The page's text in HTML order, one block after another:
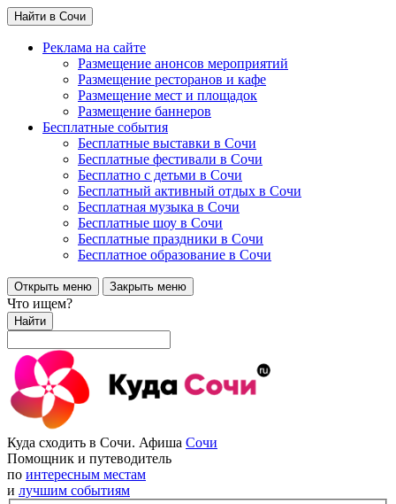
Найти в Сочи
Реклама на сайте
Размещение анонсов мероприятий
Размещение ресторанов и кафе
Размещение мест и площадок
Размещение баннеров
Бесплатные события
Бесплатные выставки в Сочи
Бесплатные фестивали в Сочи
Бесплатно с детьми в Сочи
Бесплатный активный отдых в Сочи
Бесплатная музыка в Сочи
Бесплатные шоу в Сочи
Бесплатные праздники в Сочи
Бесплатное образование в Сочи
Открыть меню Закрыть меню
Что ищем?
Найти
Куда сходить в Сочи. Афиша Сочи
Помощник и путеводитель
по интересным местам
и лучшим событиям